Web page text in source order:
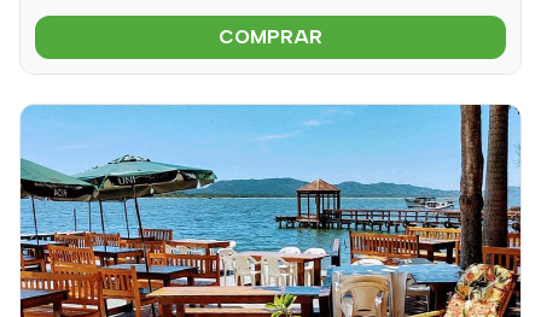
COMPRAR